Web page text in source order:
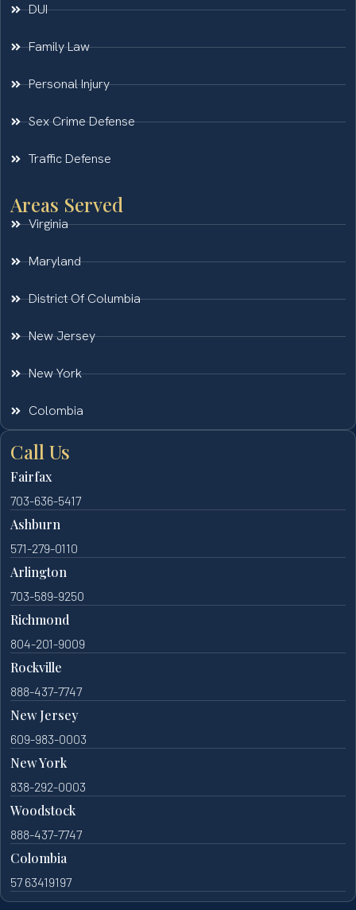
DUI
Family Law
Personal Injury
Sex Crime Defense
Traffic Defense
Areas Served
Virginia
Maryland
District Of Columbia
New Jersey
New York
Colombia
Call Us
Fairfax
703-636-5417
Ashburn
571-279-0110
Arlington
703-589-9250
Richmond
804-201-9009
Rockville
888-437-7747
New Jersey
609-983-0003
New York
838-292-0003
Woodstock
888-437-7747
Colombia
57 63419197